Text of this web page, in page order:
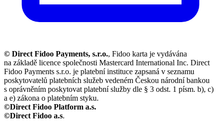
© Direct Fidoo Payments, s.r.o., Fidoo karta je vydávána
na základě licence společnosti Mastercard International Inc. Direct
Fidoo Payments s.r.o. je platební instituce zapsaná v seznamu
poskytovatelů platebních služeb vedeném Českou národní bankou
s oprávněním poskytovat platební služby dle § 3 odst. 1 písm. b), c)
a e) zákona o platebním styku.
©Direct Fidoo Platform a.s.
©Direct Fidoo a.s.